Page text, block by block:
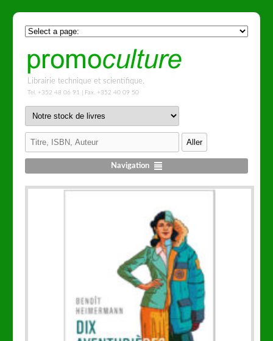
Librairie technique et scientifique.
Tel. +352 48 06 91 | Fax. +352 40 09 50
Navigation